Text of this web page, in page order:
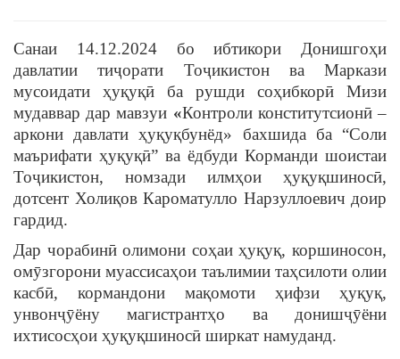
Санаи 14.12.2024 бо ибтикори Донишгоҳи
давлатии тиҷорати Тоҷикистон ва Маркази
мусоидати ҳуқуқӣ ба рушди соҳибкорӣ Мизи
мудаввар дар мавзуи «Контроли конститутсионӣ –
аркони давлати ҳуқуқбунёд» бахшида ба “Соли
маърифати ҳуқуқӣ” ва ёдбуди Корманди шоистаи
Тоҷикистон, номзади илмҳои ҳуқуқшиносӣ,
дотсент Холиқов Кароматулло Нарзуллоевич доир
гардид.
Дар чорабинӣ олимони соҳаи ҳуқуқ, коршиносон,
омӯзгорони муассисаҳои таълимии таҳсилоти олии
касбӣ, кормандони мақомоти ҳифзи ҳуқуқ,
унвонҷӯёну магистрантҳо ва донишҷӯёни
ихтисосҳои ҳуқуқшиносӣ ширкат намуданд.